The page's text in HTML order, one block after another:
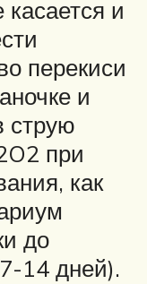
и
перекиси
и
струю
при
как
до
14 дней).